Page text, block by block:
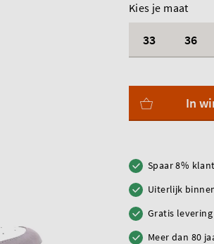
Kies je maat
33 36
In
Spaar 8%
Uiterlijk
Gratis
Meer dan 80